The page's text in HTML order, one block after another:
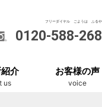
0120-588-268
介
us
お客様の声
voice